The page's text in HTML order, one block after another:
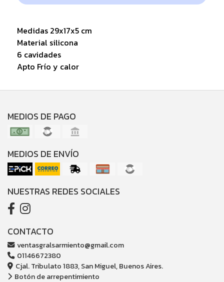
Medidas 29x17x5 cm
Material silicona
6 cavidades
Apto Frío y calor
MEDIOS DE PAGO
MEDIOS DE ENVÍO
NUESTRAS REDES SOCIALES
CONTACTO
ventasgralsarmiento@gmail.com
01146672380
Cjal. Tribulato 1883, San Miguel, Buenos Aires.
Botón de arrepentimiento